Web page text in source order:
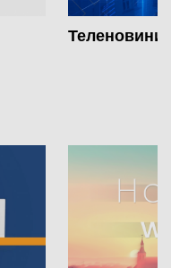
Теленовини